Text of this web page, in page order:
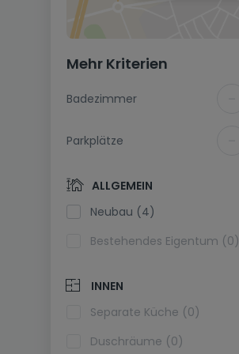
Mehr Kriterien
Badezimmer
Parkplätze
ALLGEMEIN
Neubau (4)
Bestehendes Eigentum (0)
INNEN
Separate Küche (0)
Duschräume (0)